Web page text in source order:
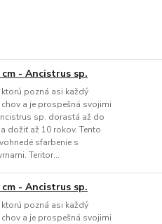
- Ancistrus sp.
pozná asi každý
a je prospešná svojimi
sp. dorastá až do
dožiť až 10 rokov. Tento
sfarbenie s
Teritor...
- Ancistrus sp.
pozná asi každý
a je prospešná svojimi